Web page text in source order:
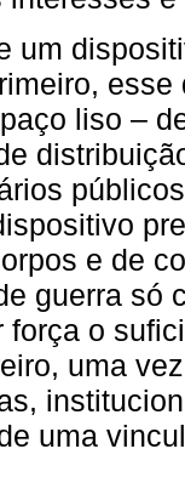
um
liso –
e de
guerra só
força o
uma
uma